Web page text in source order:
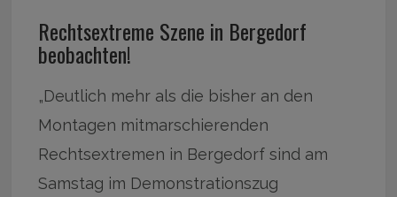
Rechtsextreme Szene in Bergedorf
beobachten!
„Deutlich mehr als die bisher an den
Montagen mitmarschierenden
Rechtsextremen in Bergedorf sind am
Samstag im Demonstrationszug